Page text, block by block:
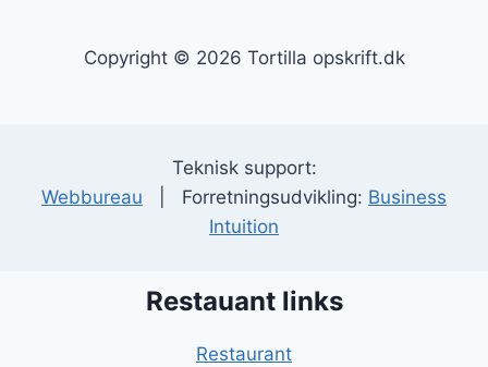
Copyright © 2026 Tortilla opskrift.dk
Teknisk support:
Webbureau | Forretningsudvikling: Business
Intuition
Restauant links
Restaurant